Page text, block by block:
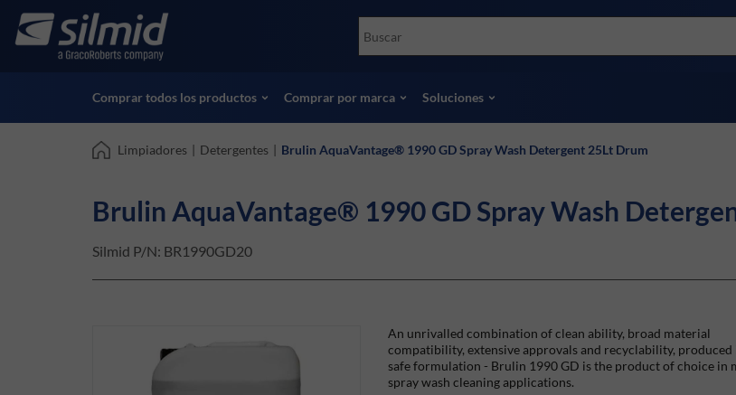
main
Accessories
Ensayos no destructivos (NDT)
Ver todos los productos
Socomore
Comprar todos los productos Comprar por marca Soluciones
Limpiadores | Detergentes | Brulin AquaVantage® 1990 GD Spray Wash Detergent 25Lt Drum
Brulin AquaVantage® 1990 GD Spray Wash
Silmid P/N: BR1990GD20
An unrivalled combination of clean ability, broad material
compatibility, extensive approvals and recyclability, produced
safe formulation - Brulin 1990 GD is the product of choice in
spray wash cleaning applications.